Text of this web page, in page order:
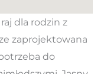
dla rodzin z
zaprojektowana
do